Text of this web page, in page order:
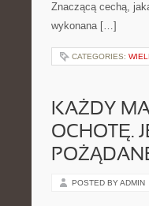
Znaczącą cechą,
wykonana […]
CATEGORIES:
KAŻDY
OCHOTĘ.
POSTED BY ADMIN